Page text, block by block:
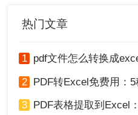
热门文章
1 pdf文件怎么转换成excel
2 PDF转Excel免费用：5种工
3 PDF表格提取到Excel：4种方法按